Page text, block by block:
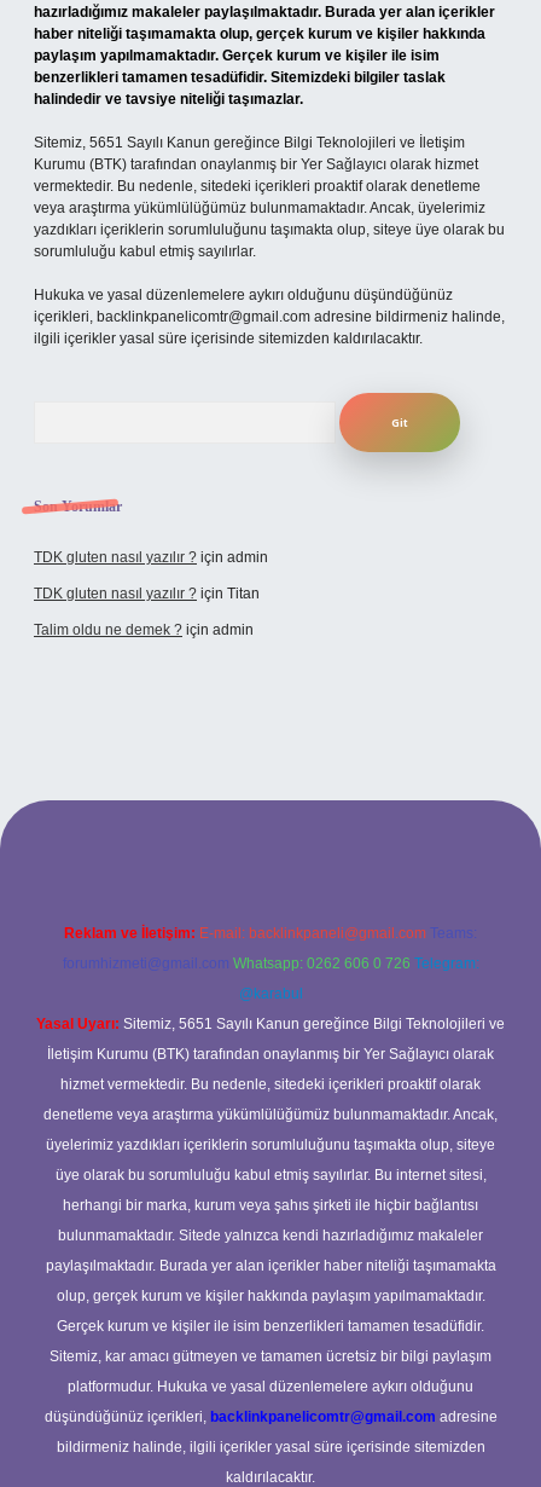
hazırladığımız makaleler paylaşılmaktadır. Burada yer alan içerikler
haber niteliği taşımamakta olup, gerçek kurum ve kişiler hakkında
paylaşım yapılmamaktadır. Gerçek kurum ve kişiler ile isim
benzerlikleri tamamen tesadüfidir. Sitemizdeki bilgiler taslak
halindedir ve tavsiye niteliği taşımazlar.
Sitemiz, 5651 Sayılı Kanun gereğince Bilgi Teknolojileri ve İletişim
Kurumu (BTK) tarafından onaylanmış bir Yer Sağlayıcı olarak hizmet
vermektedir. Bu nedenle, sitedeki içerikleri proaktif olarak denetleme
veya araştırma yükümlülüğümüz bulunmamaktadır. Ancak, üyelerimiz
yazdıkları içeriklerin sorumluluğunu taşımakta olup, siteye üye olarak bu
sorumluluğu kabul etmiş sayılırlar.
Hukuka ve yasal düzenlemelere aykırı olduğunu düşündüğünüz
içerikleri, backlinkpanelicomtr@gmail.com adresine bildirmeniz halinde,
ilgili içerikler yasal süre içerisinde sitemizden kaldırılacaktır.
Son Yorumlar
TDK gluten nasıl yazılır ? için admin
TDK gluten nasıl yazılır ? için Titan
Talim oldu ne demek ? için admin
giriş
Reklam ve İletişim: E-mail: backlinkpaneli@gmail.com Teams:
forumhizmeti@gmail.com Whatsapp: 0262 606 0 726 Telegram:
@karabul
Yasal Uyarı: Sitemiz, 5651 Sayılı Kanun gereğince Bilgi Teknolojileri ve
İletişim Kurumu (BTK) tarafından onaylanmış bir Yer Sağlayıcı olarak
hizmet vermektedir. Bu nedenle, sitedeki içerikleri proaktif olarak
denetleme veya araştırma yükümlülüğümüz bulunmamaktadır. Ancak,
üyelerimiz yazdıkları içeriklerin sorumluluğunu taşımakta olup, siteye
üye olarak bu sorumluluğu kabul etmiş sayılırlar. Bu internet sitesi,
herhangi bir marka, kurum veya şahıs şirketi ile hiçbir bağlantısı
bulunmamaktadır. Sitede yalnızca kendi hazırladığımız makaleler
paylaşılmaktadır. Burada yer alan içerikler haber niteliği taşımamakta
olup, gerçek kurum ve kişiler hakkında paylaşım yapılmamaktadır.
Gerçek kurum ve kişiler ile isim benzerlikleri tamamen tesadüfidir.
Sitemiz, kar amacı gütmeyen ve tamamen ücretsiz bir bilgi paylaşım
platformudur. Hukuka ve yasal düzenlemelere aykırı olduğunu
düşündüğünüz içerikleri, backlinkpanelicomtr@gmail.com adresine
bildirmeniz halinde, ilgili içerikler yasal süre içerisinde sitemizden
kaldırılacaktır.